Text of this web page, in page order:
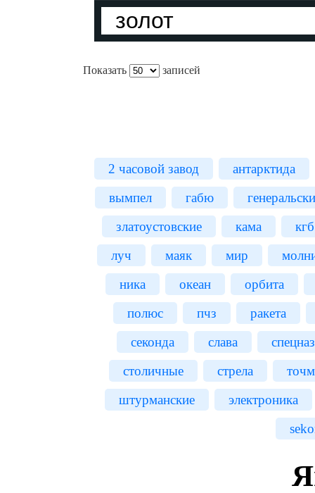
Показать записей
2 часовой завод
антарктида
вымпел
габю
златоустовские
кама
кгб
луч
маяк мир
ника
океан
орбита
полюс
пчз
ракета
секонда
слава
спецназ
столичные
стрела
штурманские
электроника